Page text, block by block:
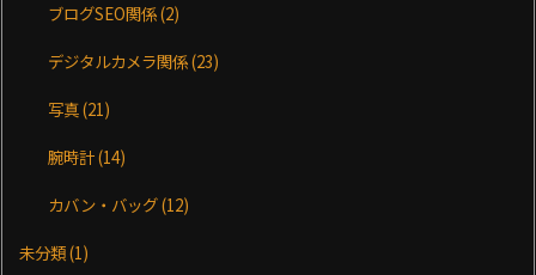
ブログSEO関係(2)
デジタルカメラ関係(23)
写真(21)
腕時計(14)
カバン・バッグ(12)
未分類(1)